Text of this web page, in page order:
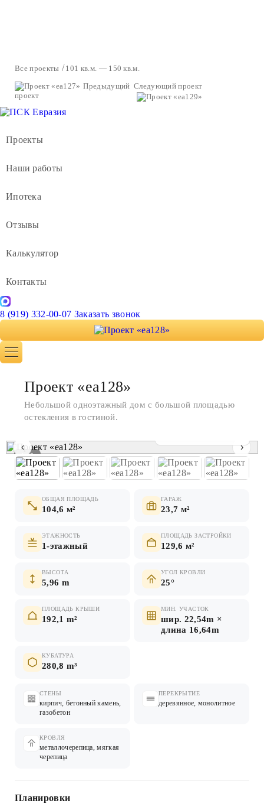
Все проекты
101 кв.м. — 150 кв.м.
Предыдущий
проект
Следующий проект
Проекты
Наши работы
Ипотека
Отзывы
Калькулятор
Контакты
8 (919) 332-00-07 Заказать звонок
1 / 9
‹ ›
ОБЩАЯ ПЛОЩАДЬ
104,6 м²
ГАРАЖ
23,7 м²
ЭТАЖНОСТЬ
1-этажный
ПЛОЩАДЬ ЗАСТРОЙКИ
129,6 м²
ВЫСОТА
5,96 m
УГОЛ КРОВЛИ
25°
ПЛОЩАДЬ КРЫШИ
192,1 m²
МИН. УЧАСТОК
шир. 22,54m ×
длина 16,64m
КУБАТУРА
280,8 m³
СТЕНЫ
кирпич, бетонный камень,
газобетон
ПЕРЕКРЫТИЕ
деревянное, монолитное
КРОВЛЯ
металлочерепица, мягкая
черепица
Планировки
Проект «ea128»
Небольшой одноэтажный дом с большой площадью
остекления в гостиной.